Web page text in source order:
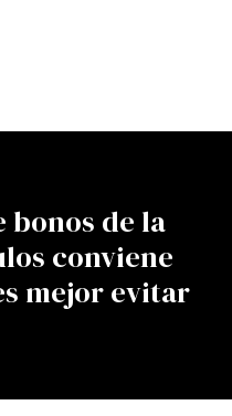
bonos de la
conviene
mejor evitar